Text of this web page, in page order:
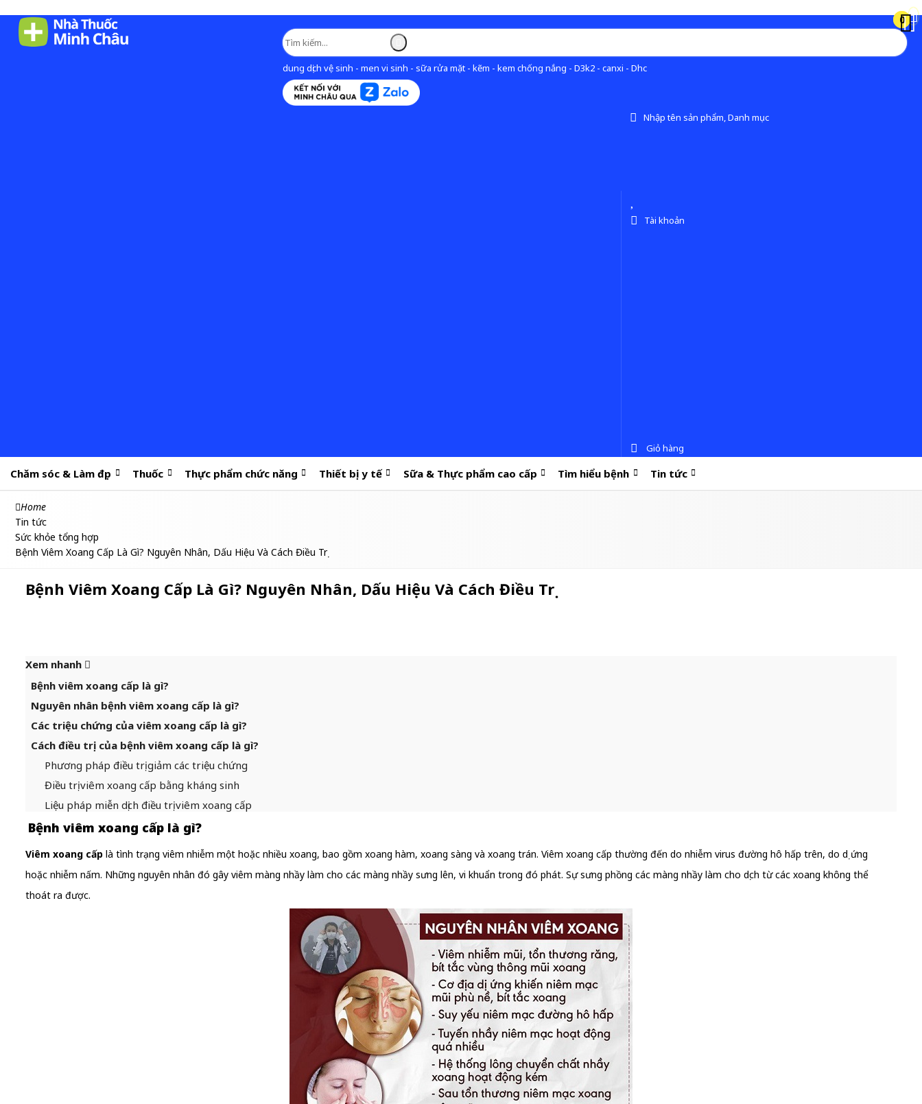
dung dịch vệ sinh - men vi sinh - sữa rửa mặt - kẽm - kem chống nắng - D3k2 - canxi - Dhc
Nhập tên sản phẩm, Danh mục
0
Tài khoản
0
Giỏ hàng
Chăm sóc & Làm đẹp Thuốc Thực phẩm chức năng Thiết bị y tế Sữa & Thực phẩm cao cấp Tìm hiểu bệnh Tin tức
Home
Tin tức
Sức khỏe tổng hợp
Bệnh Viêm Xoang Cấp Là Gì? Nguyên Nhân, Dấu Hiệu Và Cách Điều Trị
Bệnh Viêm Xoang Cấp Là Gì? Nguyên Nhân, Dấu Hiệu Và Cách Điều Trị
Xem nhanh
Bệnh viêm xoang cấp là gì?
Nguyên nhân bệnh viêm xoang cấp là gì?
Các triệu chứng của viêm xoang cấp là gì?
Cách điều trị của bệnh viêm xoang cấp là gì?
Phương pháp điều trị giảm các triệu chứng
Điều trị viêm xoang cấp bằng kháng sinh
Liệu pháp miễn dịch điều trị viêm xoang cấp
Bệnh viêm xoang cấp là gì?
Viêm xoang cấp là tình trạng viêm nhiễm một hoặc nhiều xoang, bao gồm xoang hàm, xoang sàng và xoang trán. Viêm xoang cấp thường đến do nhiễm virus đường hô hấp trên, do dị ứng
hoặc nhiễm nấm. Những nguyên nhân đó gây viêm màng nhầy làm cho các màng nhầy sưng lên, vi khuẩn trong đó phát. Sự sưng phồng các màng nhầy làm cho dịch từ các xoang không thể
thoát ra được.